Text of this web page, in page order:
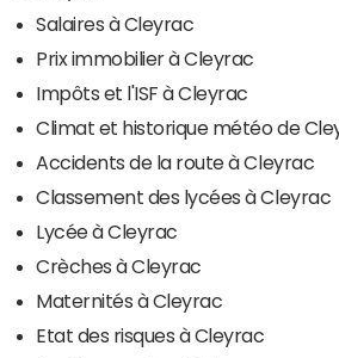
Salaires à Cleyrac
Prix immobilier à Cleyrac
Impôts et l'ISF à Cleyrac
Climat et historique météo de
Accidents de la route à Cleyrac
Classement des lycées à Cleyrac
Lycée à Cleyrac
Crèches à Cleyrac
Maternités à Cleyrac
Etat des risques à Cleyrac